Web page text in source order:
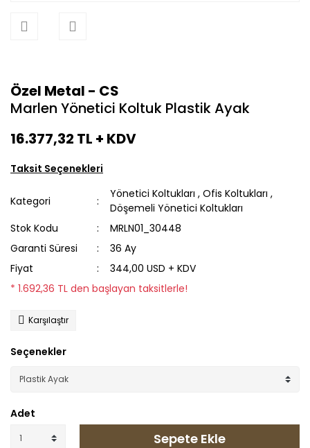
Özel Metal - CS
Marlen Yönetici Koltuk Plastik Ayak
16.377,32 TL + KDV
Taksit Seçenekleri
Kategori
Yönetici Koltukları ,Ofis Koltukları ,
Döşemeli Yönetici Koltukları
Stok Kodu
MRLN01_30448
Garanti Süresi
36 Ay
Fiyat
344,00 USD + KDV
* 1.692,36 TL den başlayan taksitlerle!
Karşılaştır
Seçenekler
Adet
Sepete Ekle